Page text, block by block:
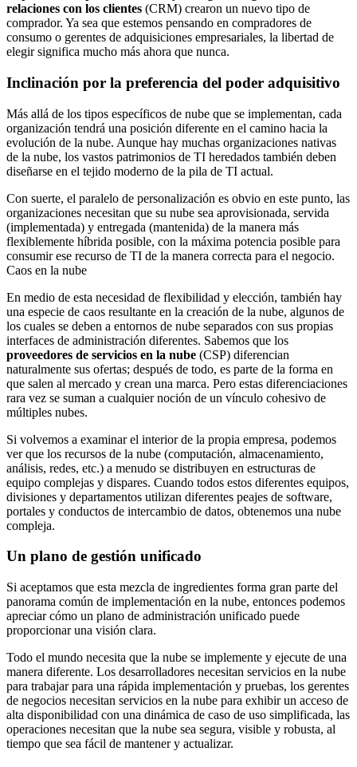
relaciones con los clientes (CRM) crearon un nuevo tipo de
comprador. Ya sea que estemos pensando en compradores de
consumo o gerentes de adquisiciones empresariales, la libertad de
elegir significa mucho más ahora que nunca.
Inclinación por la preferencia del poder adquisitivo
Más allá de los tipos específicos de nube que se implementan, cada
organización tendrá una posición diferente en el camino hacia la
evolución de la nube. Aunque hay muchas organizaciones nativas
de la nube, los vastos patrimonios de TI heredados también deben
diseñarse en el tejido moderno de la pila de TI actual.
Con suerte, el paralelo de personalización es obvio en este punto, las
organizaciones necesitan que su nube sea aprovisionada, servida
(implementada) y entregada (mantenida) de la manera más
flexiblemente híbrida posible, con la máxima potencia posible para
consumir ese recurso de TI de la manera correcta para el negocio.
Caos en la nube
En medio de esta necesidad de flexibilidad y elección, también hay
una especie de caos resultante en la creación de la nube, algunos de
los cuales se deben a entornos de nube separados con sus propias
interfaces de administración diferentes. Sabemos que los
proveedores de servicios en la nube (CSP) diferencian
naturalmente sus ofertas; después de todo, es parte de la forma en
que salen al mercado y crean una marca. Pero estas diferenciaciones
rara vez se suman a cualquier noción de un vínculo cohesivo de
múltiples nubes.
Si volvemos a examinar el interior de la propia empresa, podemos
ver que los recursos de la nube (computación, almacenamiento,
análisis, redes, etc.) a menudo se distribuyen en estructuras de
equipo complejas y dispares. Cuando todos estos diferentes equipos,
divisiones y departamentos utilizan diferentes peajes de software,
portales y conductos de intercambio de datos, obtenemos una nube
compleja.
Un plano de gestión unificado
Si aceptamos que esta mezcla de ingredientes forma gran parte del
panorama común de implementación en la nube, entonces podemos
apreciar cómo un plano de administración unificado puede
proporcionar una visión clara.
Todo el mundo necesita que la nube se implemente y ejecute de una
manera diferente. Los desarrolladores necesitan servicios en la nube
para trabajar para una rápida implementación y pruebas, los gerentes
de negocios necesitan servicios en la nube para exhibir un acceso de
alta disponibilidad con una dinámica de caso de uso simplificada, las
operaciones necesitan que la nube sea segura, visible y robusta, al
tiempo que sea fácil de mantener y actualizar.